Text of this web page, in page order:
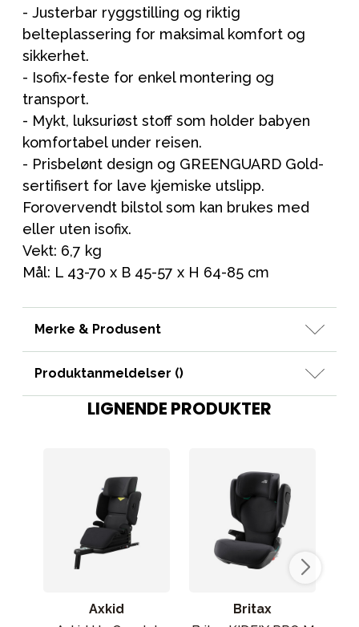
- Justerbar ryggstilling og riktig
belteplassering for maksimal komfort og
sikkerhet.
- Isofix-feste for enkel montering og
transport.
- Mykt, luksuriøst stoff som holder babyen
komfortabel under reisen.
- Prisbelønt design og GREENGUARD Gold-
sertifisert for lave kjemiske utslipp.
Forovervendt bilstol som kan brukes med
eller uten isofix.
Vekt: 6,7 kg
Mål: L 43-70 x B 45-57 x H 64-85 cm
Merke & Produsent
Produktanmeldelser ()
LIGNENDE PRODUKTER
Axkid
Britax